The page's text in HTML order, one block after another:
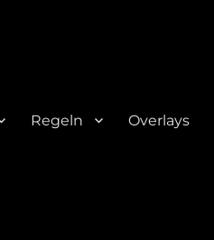
Regeln Overlays